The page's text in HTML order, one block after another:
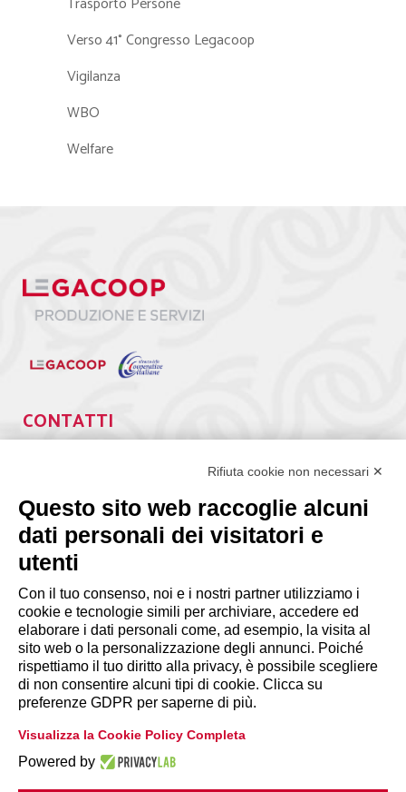
Verso 41° Congresso Legacoop
Vigilanza
WBO
Welfare
CONTATTI
segreteria@lps.coop
INFORMAZIONI
Disclaimer
Privacy Policy
Cookie Policy|Modifica preferenze
Rifiuta cookie non necessari ✕
Questo sito web raccoglie alcuni
dati personali dei visitatori e
utenti
Con il tuo consenso, noi e i nostri partner utilizziamo i
cookie e tecnologie simili per archiviare, accedere ed
elaborare i dati personali come, ad esempio, la visita al
sito web o la personalizzazione degli annunci. Poiché
rispettiamo il tuo diritto alla privacy, è possibile scegliere
di non consentire alcuni tipi di cookie. Clicca su
preferenze GDPR per saperne di più.
Visualizza la Cookie Policy Completa
Powered by